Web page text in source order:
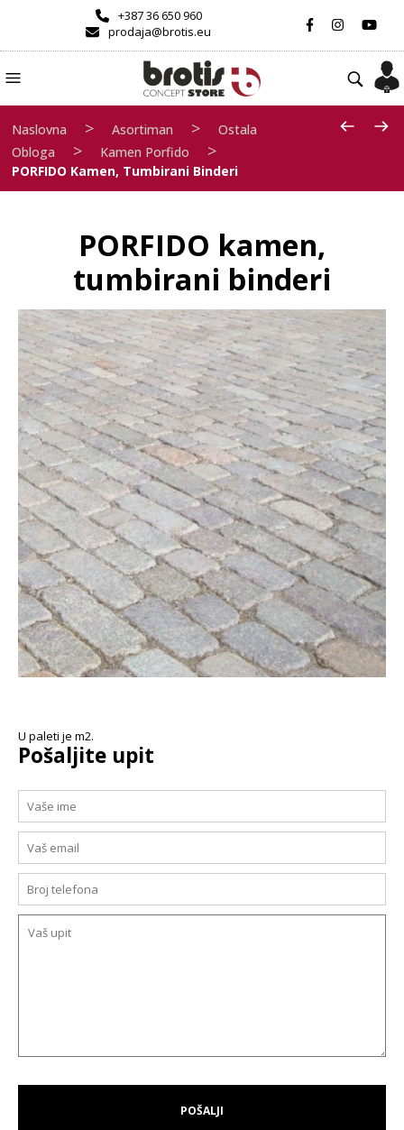
+387 36 650 960
prodaja@brotis.eu
Naslovna > Asortiman >
Ostala
Obloga
> Kamen Porfido >
PORFIDO Kamen, Tumbirani Binderi
PORFIDO kamen,
tumbirani binderi
U paleti je m2.
Pošaljite upit